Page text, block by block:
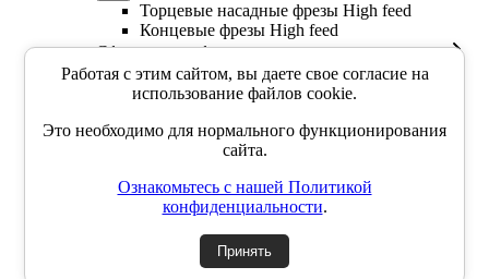
Торцевые насадные фрезы High feed
Концевые фрезы High feed
Сферические фрезы со сменными пластинами
Сферические фрезы со сменными пластинами
ABPF (сферическая)
Фрезы со сменными круглыми пластинами
Фрезы со сменными круглыми пластинами
Работая с этим сайтом, вы даете свое согласие на
использование файлов cookie.
Это необходимо для нормального функционирования
сайта.
Ознакомьтесь с нашей Политикой
конфиденциальности.
Принять